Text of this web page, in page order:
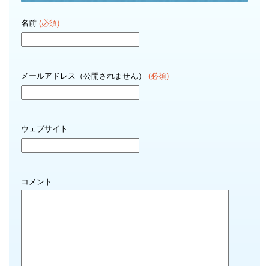
名前 (必須)
メールアドレス（公開されません） (必須)
ウェブサイト
コメント